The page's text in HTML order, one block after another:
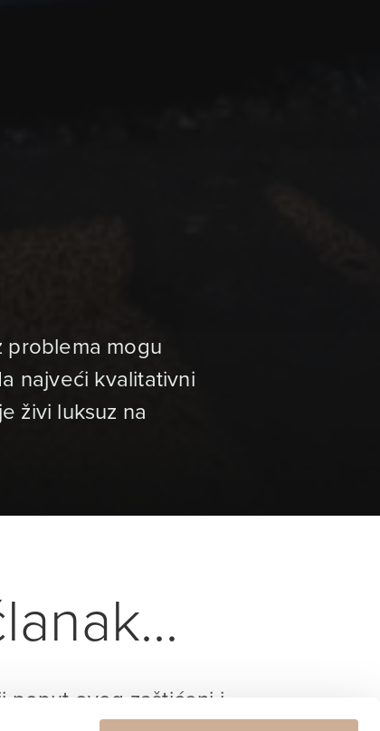
problema mogu
najveći kvalitativni
živi luksuz na
poput ovog zaštićeni i